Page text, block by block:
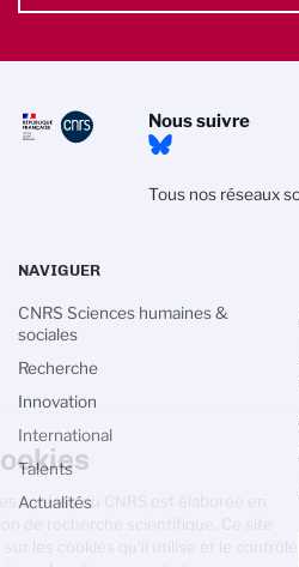
Nous suivre
Tous nos réseaux
NAVIGUER
CNRS Sciences humaines &
sociales
Recherche
Innovation
International
Talents
Actualités
Gestion des cookies
La politique de gestion des cookies
CNRS est élaborée en adéquation
site vous donne l’information sur les